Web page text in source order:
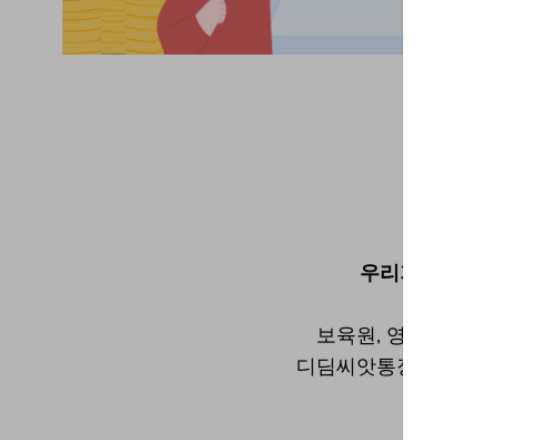
우리가족 동네&육아
보육원, 영아원 아이들이
디딤씨앗통장이라는 지원사